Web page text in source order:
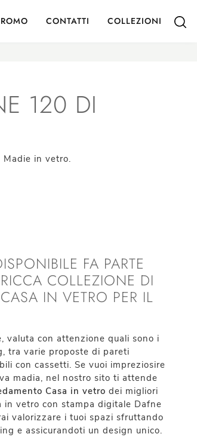
CONTATTI COLLEZIONI
120 DI
in vetro.
FA PARTE
COLLEZIONE DI
IN VETRO PER IL
valuta con attenzione quali sono i
tra varie proposte di pareti
con cassetti. Se vuoi impreziosire
madia, nel nostro sito ti attende
Casa in vetro dei migliori
in vetro con stampa digitale Dafne
valorizzare i tuoi spazi sfruttando
e assicurandoti un design unico.